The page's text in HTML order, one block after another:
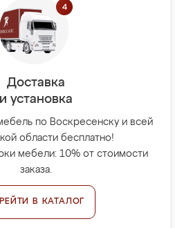
Доставка
и установка
по Воскресенску и всей
области бесплатно!
мебели: 10% от стоимости
заказа.
В КАТАЛОГ